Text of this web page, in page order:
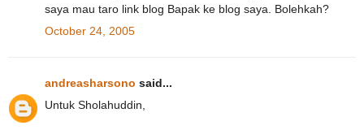
saya mau taro link blog Bapak ke blog saya. Bolehkah?
October 24, 2005
andreasharsono said...
Untuk Sholahuddin,